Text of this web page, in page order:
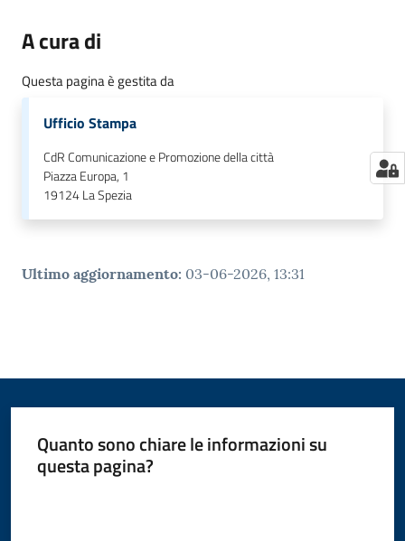
A cura di
Questa pagina è gestita da
Ufficio Stampa
CdR Comunicazione e Promozione della città
Piazza Europa, 1
19124La Spezia
Ultimo aggiornamento: 03-06-2026, 13:31
Quanto sono chiare le informazioni su
questa pagina?